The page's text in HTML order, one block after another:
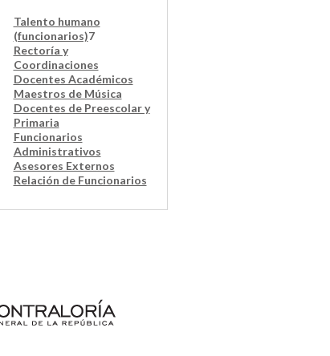
Talento humano
(funcionarios)7
Rectoría y
Coordinaciones
Docentes Académicos
Maestros de Música
Docentes de Preescolar y
Primaria
Funcionarios
Administrativos
Asesores Externos
Relación de Funcionarios